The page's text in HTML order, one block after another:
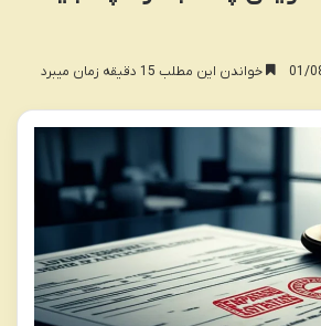
خواندن این مطلب 15 دقیقه زمان میبرد